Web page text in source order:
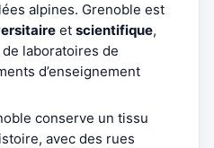
alpines. Grenoble est
et scientifique,
laboratoires de
d’enseignement
conserve un tissu
avec des rues